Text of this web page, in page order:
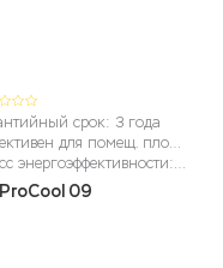
срок: 3 года
Эффективен для помещ. площадью до (м2): до 27м2
Класс энергоэффективности: A
09